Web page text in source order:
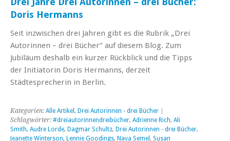
Doris Hermanns
Seit inzwischen drei Jahren gibt es die Rubrik „Drei
Autorinnen – drei Bücher“ auf diesem Blog. Zum
Jubiläum deshalb ein kurzer Rückblick und die Tipps
der Initiatorin Doris Hermanns, derzeit
Städtesprecherin in Berlin.
Kategorien: Alle Artikel , Drei Autorinnen - drei Bücher
Schlagwörter: #dreiautorinnendreibücher, Adrienne Rich, Ali
Smith, Audre Lorde, Dagmar Schultz, Drei Autorinnen - drei Bücher,
Jeanette Winterson, Lennie Goodings, Nava Semel , Susan